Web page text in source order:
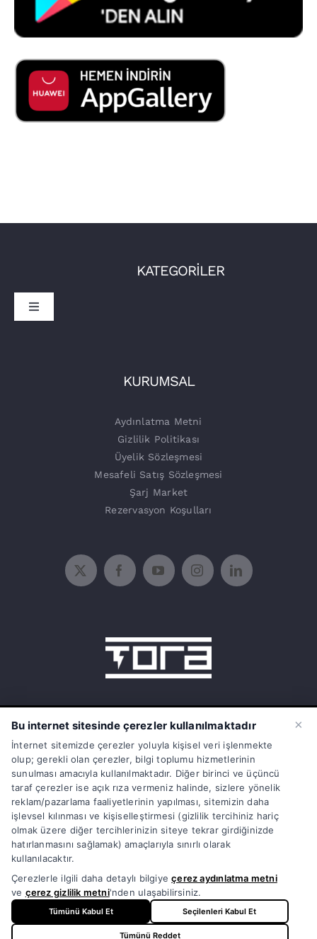
KATEGORİLER
Toggle
KURUMSAL
Aydınlatma Metni
Gizlilik Politikası
Üyelik Sözleşmesi
Mesafeli Satış Sözleşmesi
Şarj Market
Rezervasyon Koşulları
15 Temmuz Mah. 1468 Sok. No:5/31
Güneşli Bağcılar İstanbul Türkiye
info@torasarj.com
torateknik@hs01.kep.tr
0850 808 86 72
© Copyright 1998 - 2026 | Tüm Hakları Saklıdır | Powered
byTORA
×
Bu internet sitesinde çerezler kullanılmaktadır
İnternet sitemizde çerezler yoluyla kişisel veri işlenmekte
olup; gerekli olan çerezler, bilgi toplumu hizmetlerinin
sunulması amacıyla kullanılmaktadır. Diğer birinci ve üçüncü
taraf çerezler ise açık rıza vermeniz halinde, sizlere yönelik
reklam/pazarlama faaliyetlerinin yapılması, sitemizin daha
işlevsel kılınması ve kişiselleştirmesi (gizlilik tercihiniz hariç
olmak üzere diğer tercihlerinizin siteye tekrar girdiğinizde
hatırlanmasını sağlamak) amaçlarıyla sınırlı olarak
kullanılacaktır.
Çerezlerle ilgili daha detaylı bilgiyeçerez aydınlatma metni
ve çerez gizlilik metni'nden ulaşabilirsiniz.
Tümünü Kabul Et Seçilenleri Kabul Et
Tümünü Reddet